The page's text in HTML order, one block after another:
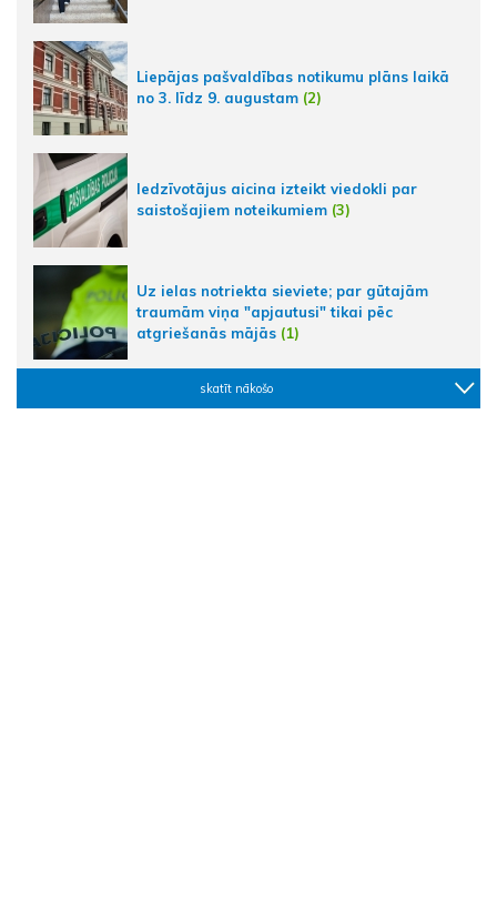
Liepājas pašvaldības notikumu plāns laikā
no 3. līdz 9. augustam (2)
Iedzīvotājus aicina izteikt viedokli par
saistošajiem noteikumiem (3)
Uz ielas notriekta sieviete; par gūtajām
traumām viņa "apjautusi" tikai pēc
atgriešanās mājās (1)
skatīt nākošo